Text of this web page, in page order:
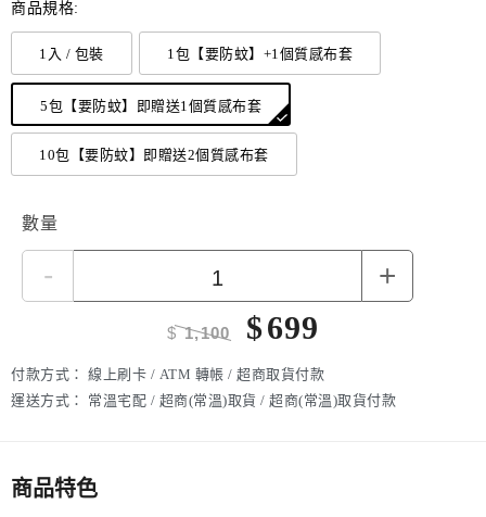
使用
✔ 為您與家人打造天然安全的驅蚊保護罩，連毛小孩也能安心
貼心提醒: 購買或加贈的質感布套，兩種款式會隨機出
貨，造成不便，敬請見諒，謝謝。
商品規格:
1入 / 包裝 1包【要防蚊】+1個質感布套
5包【要防蚊】即贈送1個質感布套
10包【要防蚊】即贈送2個質感布套
數量
- +
$1,100 $699
付款方式： 線上刷卡 / ATM 轉帳 / 超商取貨付款
運送方式：
常溫宅配 / 超商(常溫)取貨 / 超商(常溫)取貨付款
商品特色